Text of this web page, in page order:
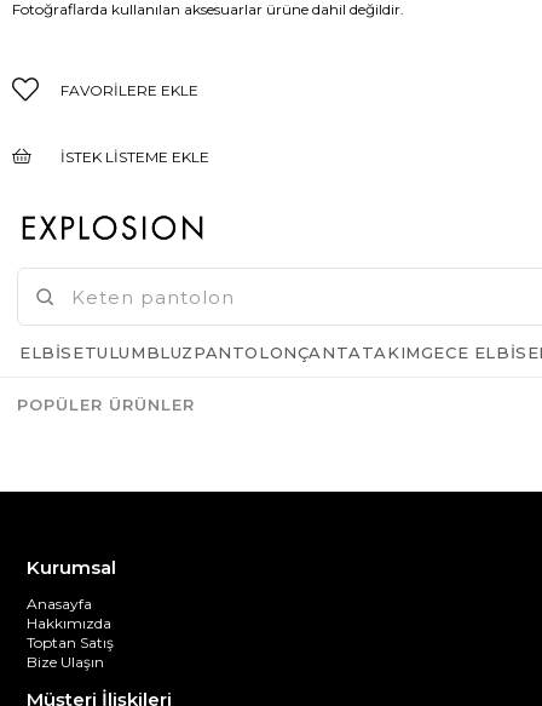
Fotoğraflarda kullanılan aksesuarlar ürüne dahil değildir.
FAVORILERE EKLE
İSTEK LISTEME EKLE
Kurumsal
Anasayfa
Hakkımızda
Toptan Satış
Bize Ulaşın
Müşteri İlişkileri
ELBISETULUMBLUZPANTOLONÇANTATAKIMGECE
POPÜLER ÜRÜNLER